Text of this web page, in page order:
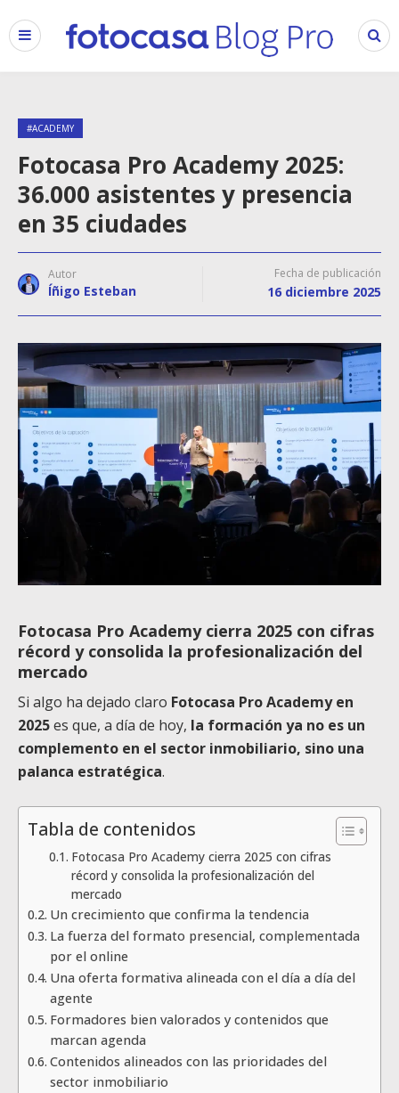
#ACADEMY
Fotocasa Pro Academy 2025:
36.000 asistentes y presencia
en 35 ciudades
Autor
Íñigo Esteban
Fecha de publicación
16 diciembre 2025
Fotocasa Pro Academy cierra 2025 con cifras
récord y consolida la profesionalización del
mercado
Si algo ha dejado claro Fotocasa Pro Academy en
2025es que, a día de hoy, la formación ya no es un
complemento en el sector inmobiliario, sino una
palanca estratégica.
Tabla de contenidos
Fotocasa Pro Academy cierra 2025 con cifras
récord y consolida la profesionalización del
mercado
Un crecimiento que confirma la tendencia
La fuerza del formato presencial, complementada
por el online
Una oferta formativa alineada con el día a día del
agente
Formadores bien valorados y contenidos que
marcan agenda
Contenidos alineados con las prioridades del
sector inmobiliario